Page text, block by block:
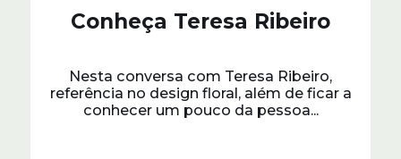
Conheça Teresa Ribeiro
Nesta conversa com Teresa Ribeiro,
referência no design floral, além de ficar a
conhecer um pouco da pessoa...